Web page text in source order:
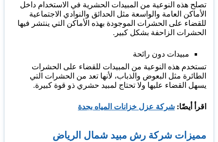
تصلح هذه النوعية من المبيدات الحشرية في الاستخدام داخل
الأماكن العامة والواسعة مثل الحدائق والنوادي الاجتماعية
للقضاء على الحشرات الموجودة بهذه الأماكن التي ينتشر فيها
الحشرات الزاحفة بشكل كبير.
مبيدات دون رائحة
تستخدم هذه النوعية من المبيدات للقضاء على الحشرات
الطائرة مثل البعوض والذباب، لأنها تعد من الحشرات التي
يسهل القضاء عليها ولا تحتاج لمبيد حشري ذو قوة كبيرة.
اقرأ أيضًا: شركة عزل خزانات المياه بجدة
مميزات شركة رش مبيد شمال الرياض